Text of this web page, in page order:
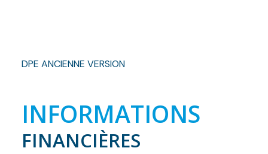
DPE ANCIENNE VERSION
INFORMATIONS
FINANCIÈRES